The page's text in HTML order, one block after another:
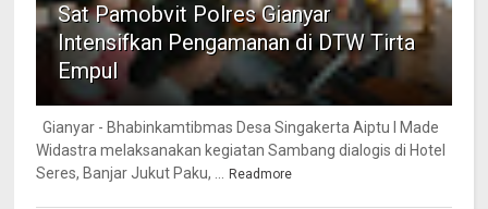
Sat Pamobvit Polres Gianyar
Intensifkan Pengamanan di DTW Tirta
Empul
Gianyar - Bhabinkamtibmas Desa Singakerta Aiptu I Made
Widastra melaksanakan kegiatan Sambang dialogis di Hotel
Seres, Banjar Jukut Paku, ...
Readmore